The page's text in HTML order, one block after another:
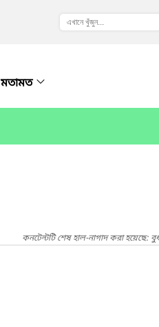
মতামত
কনটেন্টটি শেষ হাল-নাগাদ করা